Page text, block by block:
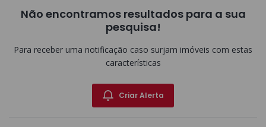
Não encontramos resultados para a sua
pesquisa!
Para receber uma notificação caso surjam imóveis com estas
características
Criar Alerta